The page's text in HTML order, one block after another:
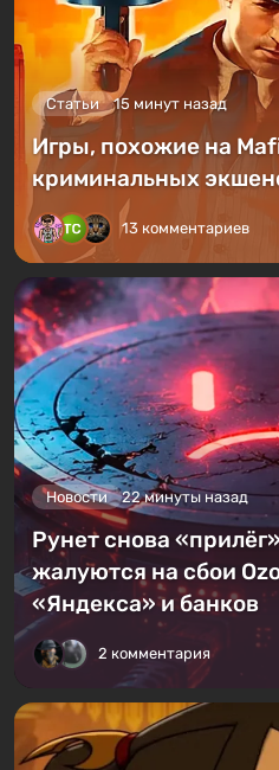
Статьи 15 минут назад
Игры, похожие на
криминальных
13 комментариев
Новости 22 минуты назад
Рунет снова
жалуются на сбои
«Яндекса» и банков
2 комментария